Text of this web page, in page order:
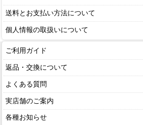
送料とお支払い方法について
個人情報の取扱いについて
ご利用ガイド
返品・交換について
よくある質問
実店舗のご案内
各種お知らせ